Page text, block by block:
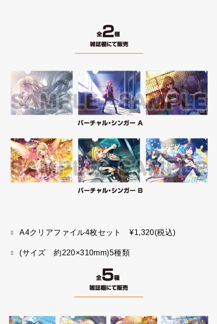
A4クリアファイル4枚セット ¥1,320(税込)
(サイズ 約220×310mm)5種類